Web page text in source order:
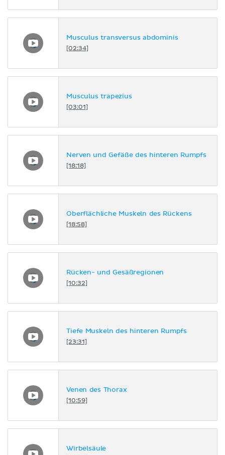
Musculus transversus abdominis
[02:34]
Musculus trapezius
[03:01]
Nerven und Gefäße des hinteren Rumpfs
[18:18]
Oberflächliche Muskeln des Rückens
[18:58]
Rücken- und Gesäßregionen
[10:32]
Tiefe Muskeln des hinteren Rumpfs
[23:31]
Venen des Thorax
[10:59]
Wirbelsäule